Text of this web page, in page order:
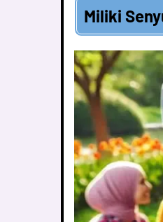
Miliki